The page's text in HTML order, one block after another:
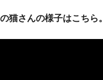
猫さんの様子はこちら